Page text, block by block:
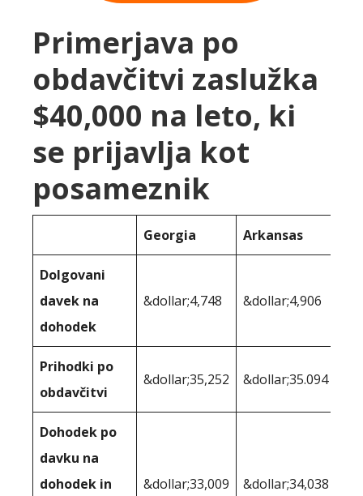
Primerjava po
obdavčitvi zaslužka
$40,000 na leto, ki
se prijavlja kot
posameznik
Georgia Arkansas
Dolgovani
davek na
dohodek
&dollar;4,748 &dollar;4,906
Prihodki po
obdavčitvi
&dollar;35,252 &dollar;35.094
Dohodek po
davku na
dohodek in
&dollar;33,009 &dollar;34,038